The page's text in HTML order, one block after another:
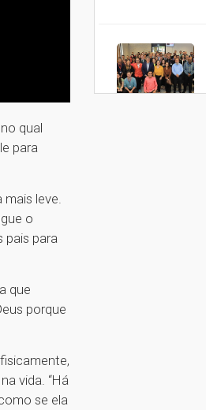
qual
para
leve.
o
pais para
que
porque
vida. “Há
se ela